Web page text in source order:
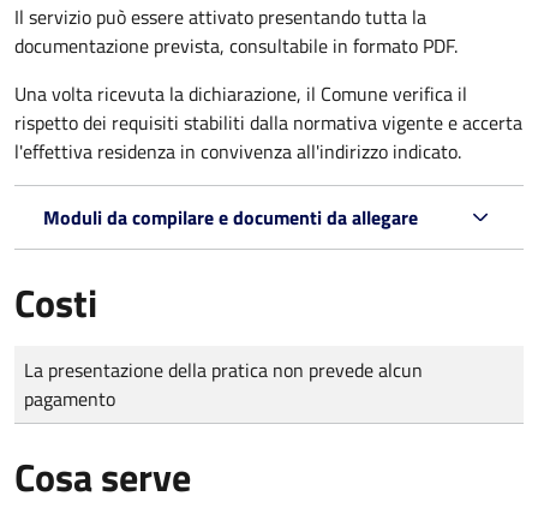
Il servizio può essere attivato presentando tutta la
documentazione prevista, consultabile in formato PDF.
Una volta ricevuta la dichiarazione, il Comune verifica il
rispetto dei requisiti stabiliti dalla normativa vigente e accerta
l'effettiva residenza in convivenza all'indirizzo indicato.
Moduli da compilare e documenti da allegare
Costi
Tipo di pagamento
Importo
La presentazione della pratica non prevede alcun
pagamento
Cosa serve